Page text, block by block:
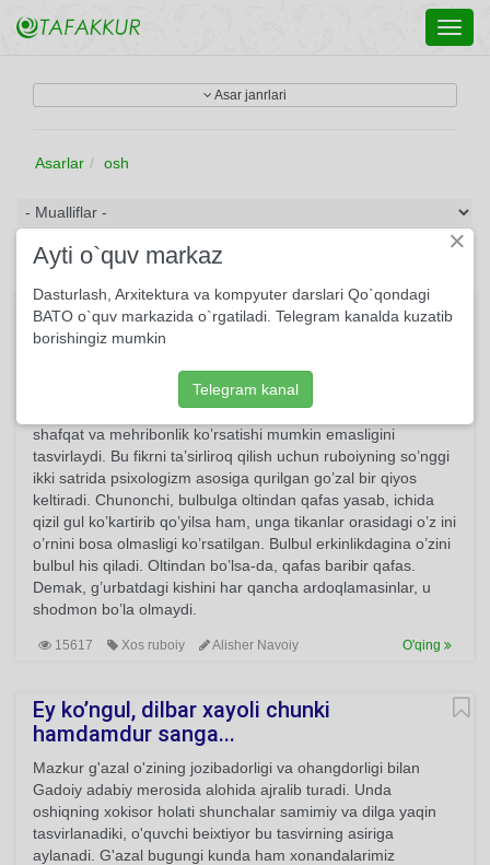
Asar janrlari
Asarlar osh
G'urbatda g'arib shodmon bo‘lmas
emish...
Ushbu ruboiyda erk tuyg’usi va vatanidan uzoq («g’urbat»)da
bo’lgan kishi, ya’ni «g’arib»ning holi ifoda etilyapti. Shoir
g’urbatdagi g’aribning quvnoq bo’lishi, begona elning unga
shafqat va mehribonlik ko’rsatishi mumkin emasligini
tasvirlaydi. Bu fikrni ta’sirliroq qilish uchun ruboiyning so’nggi
ikki satrida psixologizm asosiga qurilgan go’zal bir qiyos
keltiradi. Chunonchi, bulbulga oltindan qafas yasab, ichida
qizil gul ko’kartirib qo’yilsa ham, unga tikanlar orasidagi o’z ini
o’rnini bosa olmasligi ko’rsatilgan. Bulbul erkinlikdagina o’zini
bulbul his qiladi. Oltindan bo’lsa-da, qafas baribir qafas.
Demak, g’urbatdagi kishini har qancha ardoqlamasinlar, u
shodmon bo’la olmaydi.
15617 Xos ruboiy Alisher Navoiy O'qing
Ey ko’ngul, dilbar xayoli chunki
hamdamdur sanga...
Mazkur g'azal o'zining jozibadorligi va ohangdorligi bilan
Gadoiy adabiy merosida alohida ajralib turadi. Unda
oshiqning xokisor holati shunchalar samimiy va dilga yaqin
tasvirlanadiki, o'quvchi beixtiyor bu tasvirning asiriga
aylanadi. G'azal bugungi kunda ham xonandalarimiz
×
Ayti o`quv markaz
Dasturlash, Arxitektura va kompyuter darslari Qo`qondagi
BATO o`quv markazida o`rgatiladi. Telegram kanalda kuzatib
borishingiz mumkin
Telegram kanal